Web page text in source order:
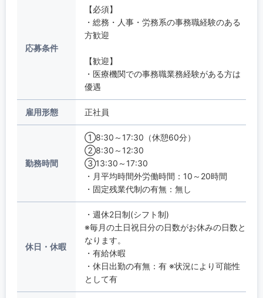
応募条件
【必須】
・総務・人事・労務系の事務職経験のある
方歓迎
【歓迎】
・医療機関での事務職業務経験がある方は
優遇
雇用形態 正社員
勤務時間
①8:30～17:30（休憩60分）
②8:30～12:30
③13:30～17:30
・月平均時間外労働時間：10～20時間
・固定残業代制の有無：無し
休日・休暇
・週休2日制(シフト制)
※毎月の土日祝日分の日数がお休みの日数と
なります。
・有給休暇
・休日出勤の有無：有 ※状況により可能性
として有